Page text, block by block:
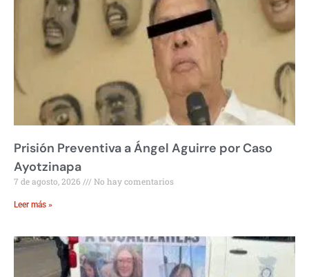
Prisión Preventiva a Ángel Aguirre por Caso
Ayotzinapa
7 de agosto, 2026 No hay comentarios
Leer más »